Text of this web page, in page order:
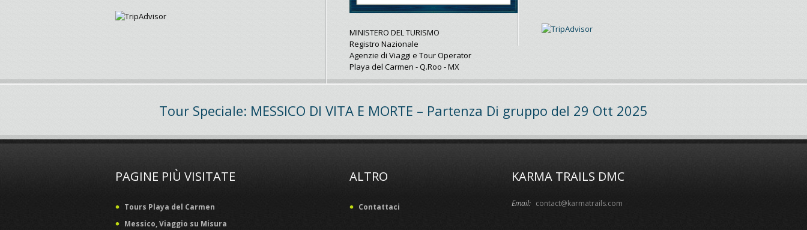
MINISTERO DEL TURISMO
Registro Nazionale
Agenzie di Viaggi e Tour Operator
Playa del Carmen - Q.Roo - MX
Tour Speciale: MESSICO DI VITA E MORTE – Partenza Di gruppo del 29 Ott 2025
PAGINE PIÙ VISITATE
Tours Playa del Carmen
Messico, Viaggio su Misura
ALTRO
Contattaci
KARMA TRAILS DMC
Email: contact@karmatrails.com